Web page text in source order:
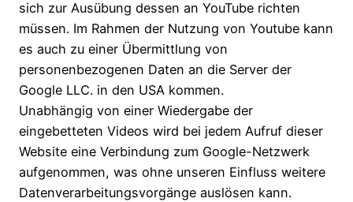
sich zur Ausübung dessen an YouTube richten
müssen. Im Rahmen der Nutzung von Youtube kann
es auch zu einer Übermittlung von
personenbezogenen Daten an die Server der
Google LLC. in den USA kommen.
Unabhängig von einer Wiedergabe der
eingebetteten Videos wird bei jedem Aufruf dieser
Website eine Verbindung zum Google-Netzwerk
aufgenommen, was ohne unseren Einfluss weitere
Datenverarbeitungsvorgänge auslösen kann.